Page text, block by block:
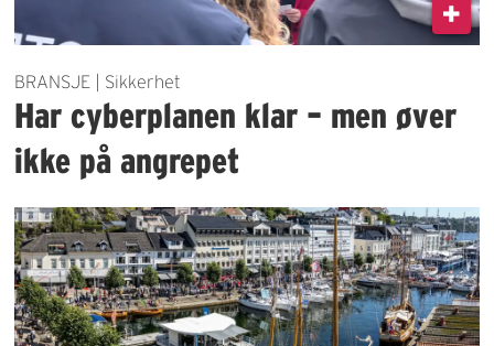
BRANSJE | Sikkerhet
Har cyberplanen klar – men øver
ikke på angrepet